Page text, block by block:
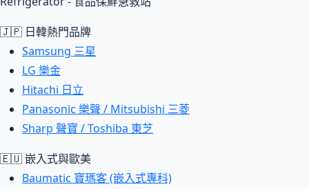
🇯🇵 日韓熱門品牌
Samsung 三星
LG 樂金
Hitachi 日立
Panasonic 樂聲 / Mitsubishi 三菱
Sharp 聲寶 / Toshiba 東芝
🇪🇺 嵌入式與歐美
Baumatic 寶瑪客 (嵌入式專科)